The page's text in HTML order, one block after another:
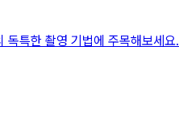
독특한 촬영 기법에 주목해보세요.